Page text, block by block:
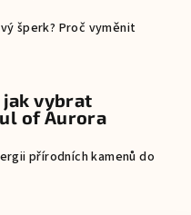
šperk? Proč vyměnit
vybrat
of Aurora
přírodních kamenů do